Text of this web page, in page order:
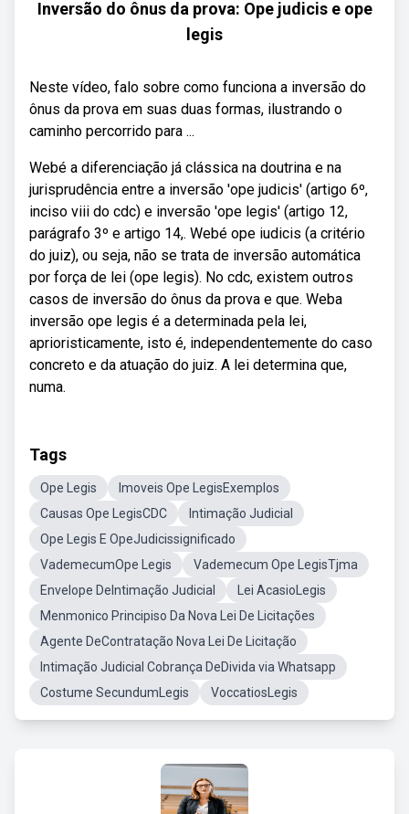
Inversão do ônus da prova: Ope judicis e ope
legis
Neste vídeo, falo sobre como funciona a inversão do
ônus da prova em suas duas formas, ilustrando o
caminho percorrido para ...
Webé a diferenciação já clássica na doutrina e na
jurisprudência entre a inversão 'ope judicis' (artigo 6º,
inciso viii do cdc) e inversão 'ope legis' (artigo 12,
parágrafo 3º e artigo 14,. Webé ope iudicis (a critério
do juiz), ou seja, não se trata de inversão automática
por força de lei (ope legis). No cdc, existem outros
casos de inversão do ônus da prova e que. Weba
inversão ope legis é a determinada pela lei,
aprioristicamente, isto é, independentemente do caso
concreto e da atuação do juiz. A lei determina que,
numa.
Tags
Ope Legis
Imoveis Ope LegisExemplos
Causas Ope LegisCDC
Intimação Judicial
Ope Legis E OpeJudicissignificado
VademecumOpe Legis
Vademecum Ope LegisTjma
Envelope DeIntimação Judicial
Lei AcasioLegis
Menmonico Principiso Da Nova Lei De Licitações
Agente DeContratação Nova Lei De Licitação
Intimação Judicial Cobrança DeDivida via Whatsapp
Costume SecundumLegis
VoccatiosLegis